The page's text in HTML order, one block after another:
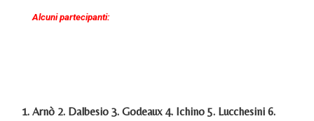
Alcuni partecipanti:
1. Arnò 2. Dalbesio 3. Godeaux 4. Ichino 5. Lucchesini 6.